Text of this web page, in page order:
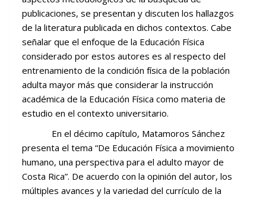
publicaciones, se presentan y discuten los hallazgos
de la literatura publicada en dichos contextos. Cabe
señalar que el enfoque de la Educación Física
considerado por estos autores es al respecto del
entrenamiento de la condición física de la población
adulta mayor más que considerar la instrucción
académica de la Educación Física como materia de
estudio en el contexto universitario.
En el décimo capítulo, Matamoros Sánchez
presenta el tema “De Educación Física a movimiento
humano, una perspectiva para el adulto mayor de
Costa Rica”. De acuerdo con la opinión del autor, los
múltiples avances y la variedad del currículo de la